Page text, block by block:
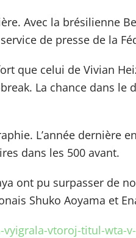
Avec la brésilienne
de presse de la
que celui de Vivian
La chance dans le
L’année
dans les 500 avant.
ont pu surpasser de
Shuko Aoyama et
vtoroj-titul-wta-